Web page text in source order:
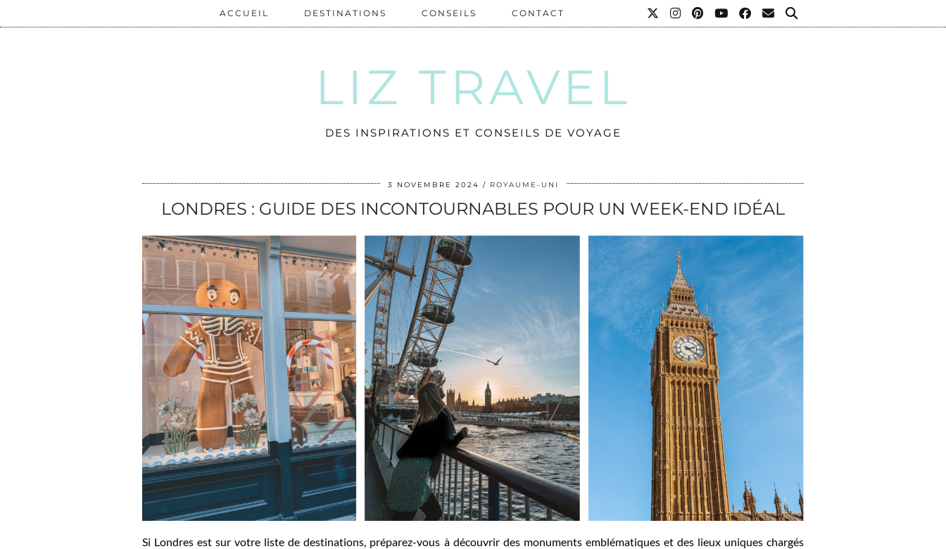
LIZ TRAVEL
DES INSPIRATIONS ET CONSEILS DE VOYAGE
ACCUEIL DESTINATIONS CONSEILS CONTACT
3 NOVEMBRE 2024 ROYAUME-UNI
LONDRES : GUIDE DES INCONTOURNABLES POUR UN WEEK-END IDÉAL
Si Londres est sur votre liste de destinations, préparez-vous à découvrir des monuments emblématiques et des lieux uniques chargés